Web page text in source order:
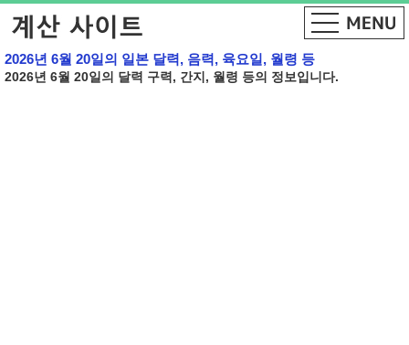
2026년 6월 20일의 일본 달력, 음력, 육요일, 월령 등
2026년 6월 20일의 달력 구력, 간지, 월령 등의 정보입니다.